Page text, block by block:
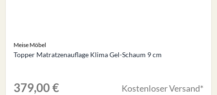
Meise Möbel
Topper Matratzenauflage Klima Gel-Schaum 9 cm
379,00 € Kostenloser Versand*